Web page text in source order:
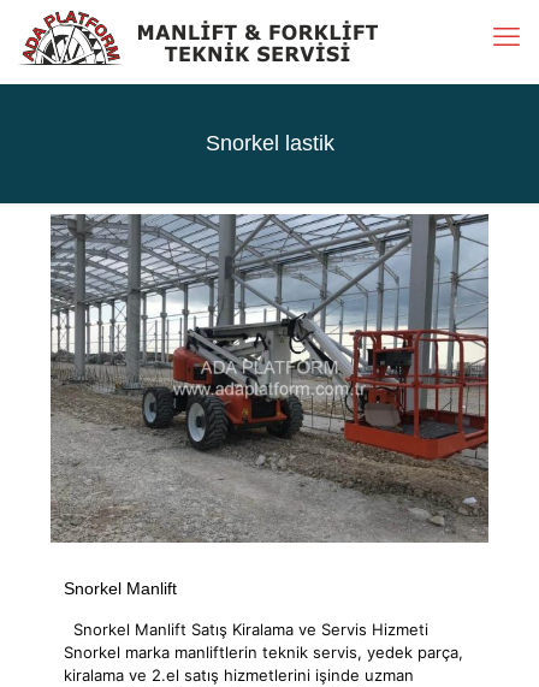
Snorkel lastik
Snorkel Manlift
Snorkel Manlift Satış Kiralama ve Servis Hizmeti
Snorkel marka manliftlerin teknik servis, yedek parça,
kiralama ve 2.el satış hizmetlerini işinde uzman